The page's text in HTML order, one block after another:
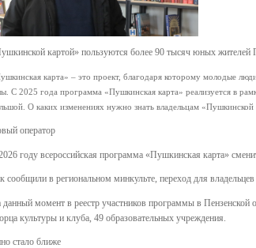
картой» пользуются более 90 тысяч юных жителей
карта» – это проект, благодаря которому молодые
С 2025 года программа «Пушкинская карта» реализуется в
О каких изменениях нужно знать владельцам
оператор
году всероссийская программа «Пушкинская карта»
сообщили в региональном минкульте, переход для
момент в реестр участников программы в Пензенской
культуры и клуба, 49 образовательных учреждения.
стало ближе